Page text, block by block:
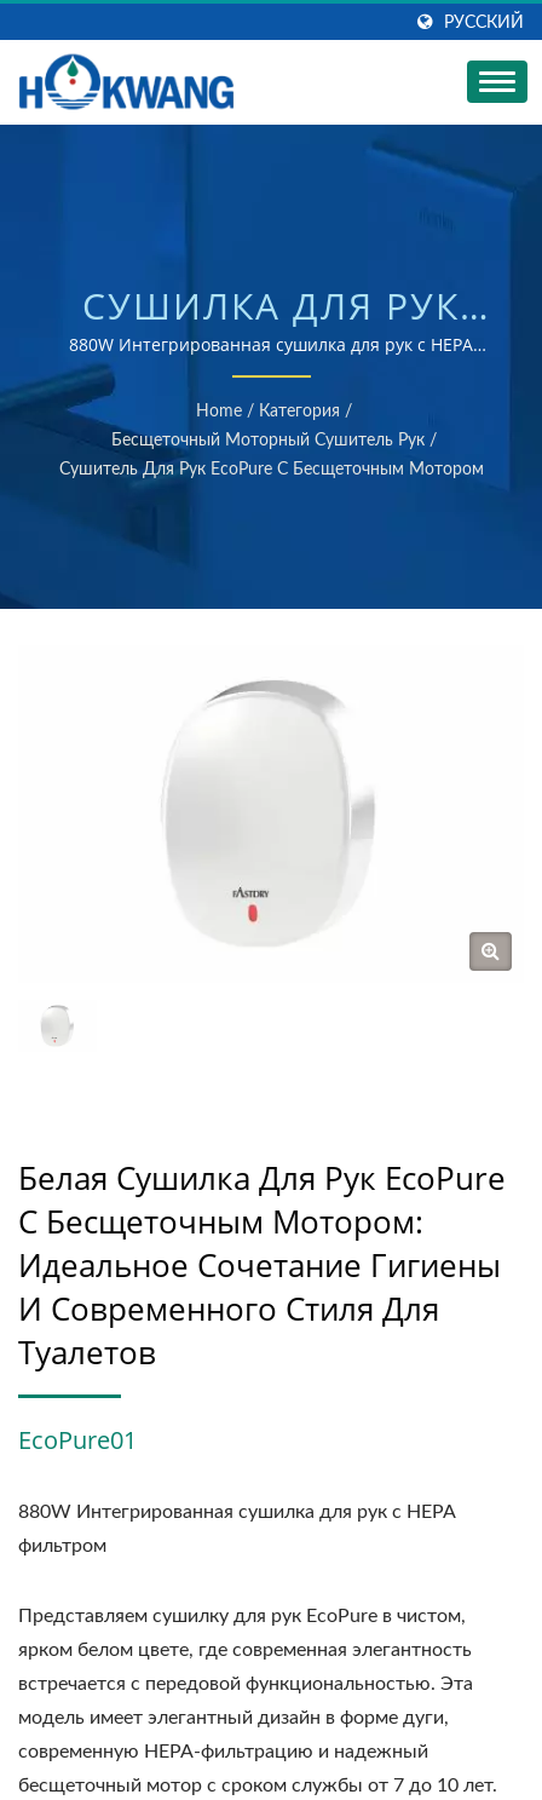
РУССКИЙ
СУШИЛКА ДЛЯ РУК
ECOPURE01 С
БЕСЩЕТОЧНЫМ
МОТОРОМ |
ПРОИЗВОДИТЕЛЬ
ВОДЯНЫХ КРАНОВ
ДЛЯ КУХНИ И ВАННОЙ
880W Интегрированная сушилка для рук с HEPA
фильтром | Производитель сушилок для рук и
диспенсеров для мыла с сертификатами ISO 9001 и
14001
Home / Категория /
Бесщеточный Моторный Сушитель Рук /
Сушитель Для Рук EcoPure С Бесщеточным Мотором
Белая Сушилка Для Рук EcoPure
С Бесщеточным Мотором:
Идеальное Сочетание Гигиены
И Современного Стиля Для
Туалетов
EcoPure01
880W Интегрированная сушилка для рук с HEPA
фильтром
Представляем сушилку для рук EcoPure в чистом,
ярком белом цвете, где современная элегантность
встречается с передовой функциональностью. Эта
модель имеет элегантный дизайн в форме дуги,
современную HEPA-фильтрацию и надежный
бесщеточный мотор с сроком службы от 7 до 10 лет.